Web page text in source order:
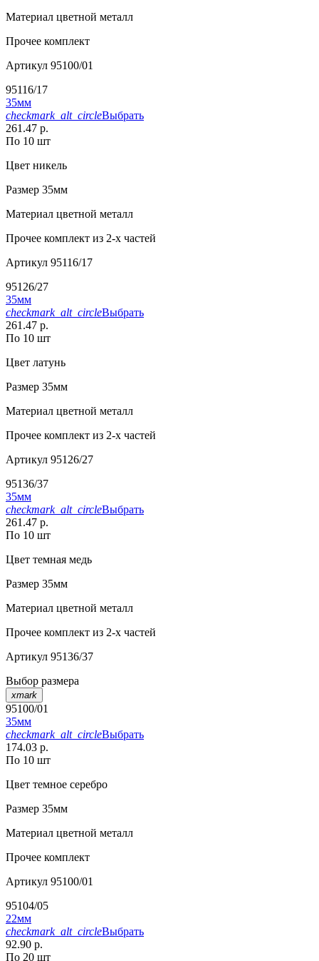
Материал цветной металл
Прочее комплект
Артикул 95100/01
95116/17
35мм
checkmark_alt_circleВыбрать
261.47 р.
По 10 шт
Цвет никель
Размер 35мм
Материал цветной металл
Прочее комплект из 2-х частей
Артикул 95116/17
95126/27
35мм
checkmark_alt_circleВыбрать
261.47 р.
По 10 шт
Цвет латунь
Размер 35мм
Материал цветной металл
Прочее комплект из 2-х частей
Артикул 95126/27
95136/37
35мм
checkmark_alt_circleВыбрать
261.47 р.
По 10 шт
Цвет темная медь
Размер 35мм
Материал цветной металл
Прочее комплект из 2-х частей
Артикул 95136/37
Выбор размера
xmark
95100/01
35мм
checkmark_alt_circleВыбрать
174.03 р.
По 10 шт
Цвет темное серебро
Размер 35мм
Материал цветной металл
Прочее комплект
Артикул 95100/01
95104/05
22мм
checkmark_alt_circleВыбрать
92.90 р.
По 20 шт